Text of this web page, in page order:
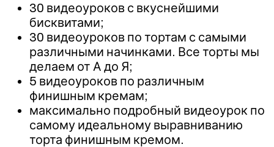
30 видеоуроков с вкуснейшими
бисквитами;
30 видеоуроков по тортам с самыми
различными начинками. Все торты мы
делаем от А до Я;
5 видеоуроков по различным
финишным кремам;
максимально подробный видеоурок по
самому идеальному выравниванию
торта финишным кремом.